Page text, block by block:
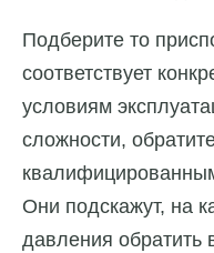
Подберите то
соответствует
условиям
сложности,
Они подскажут, на
давления обратить